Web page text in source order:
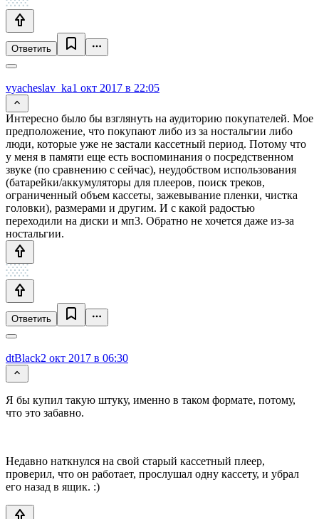
Ответить
vyacheslav_ka1 окт 2017 в 22:05
Интересно было бы взглянуть на аудиторию покупателей. Мое
предположение, что покупают либо из за ностальгии либо
люди, которые уже не застали кассетный период. Потому что
у меня в памяти еще есть воспоминания о посредственном
звуке (по сравнению с сейчас), неудобством использования
(батарейки/аккумуляторы для плееров, поиск треков,
ограниченный объем кассеты, зажевывание пленки, чистка
головки), размерами и другим. И с какой радостью
переходили на диски и мп3. Обратно не хочется даже из-за
ностальгии.
Ответить
dtBlack2 окт 2017 в 06:30
Я бы купил такую штуку, именно в таком формате, потому,
что это забавно.
Недавно наткнулся на свой старый кассетный плеер,
проверил, что он работает, прослушал одну кассету, и убрал
его назад в ящик. :)